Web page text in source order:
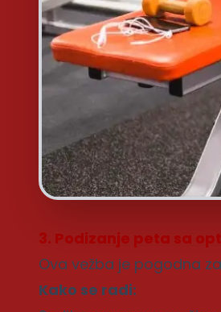
3. Podizanje peta sa
Ova vežba je pogodna
Kako se radi: